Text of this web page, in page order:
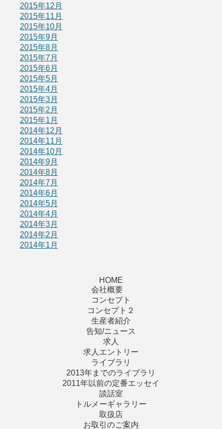
2015年12月
2015年11月
2015年10月
2015年9月
2015年8月
2015年7月
2015年6月
2015年5月
2015年4月
2015年3月
2015年2月
2015年1月
2014年12月
2014年11月
2014年10月
2014年9月
2014年8月
2014年7月
2014年6月
2014年5月
2014年4月
2014年3月
2014年2月
2014年1月
HOME
会社概要
コンセプト
コンセプト２
生産者紹介
告知/ニュース
求人
求人エントリー
ライブラリ
2013年までのライブラリ
2011年以前の定番エッセイ
談話室
トルメーギャラリー
取扱店
お取引のご案内